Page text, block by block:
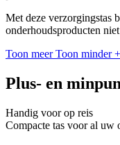
Met deze verzorgingstas
onderhoudsproducten
Toon meer Toon minder +
Plus- en
Handig voor op reis
Compacte tas voor al uw